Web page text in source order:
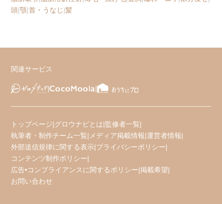
頭|顎|首・うなじ|髪
関連サービス
トップページ|グロウナビとは|監修者一覧|
執筆者・制作チーム一覧| メディア掲載情報|運営者情報|
外部送信規律に関する表示|プライバシーポリシー|
コンテンツ制作ポリシー|
広告•コンプライアンスに関するポリシー|掲載希望|
お問い合わせ